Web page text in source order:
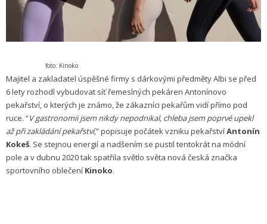
foto: Kinoko
Majitel a zakladatel úspěšné firmy s dárkovými předměty Albi se před
6 lety rozhodl vybudovat síť řemeslných pekáren Antonínovo
pekařství, o kterých je známo, že zákazníci pekařům vidí přímo pod
ruce. “V gastronomii jsem nikdy nepodnikal, chleba jsem poprvé upekl
až při zakládání pekařství,” popisuje počátek vzniku pekařstvíAntonín
Kokeš. Se stejnou energií a nadšením se pustil tentokrát na módní
pole a v dubnu 2020 tak spatřila světlo světa nová česká značka
sportovního oblečení Kinoko.